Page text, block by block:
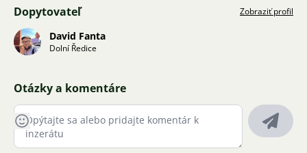
Dopytovateľ Zobraziť profil
David Fanta
Dolní Ředice
Otázky a komentáre